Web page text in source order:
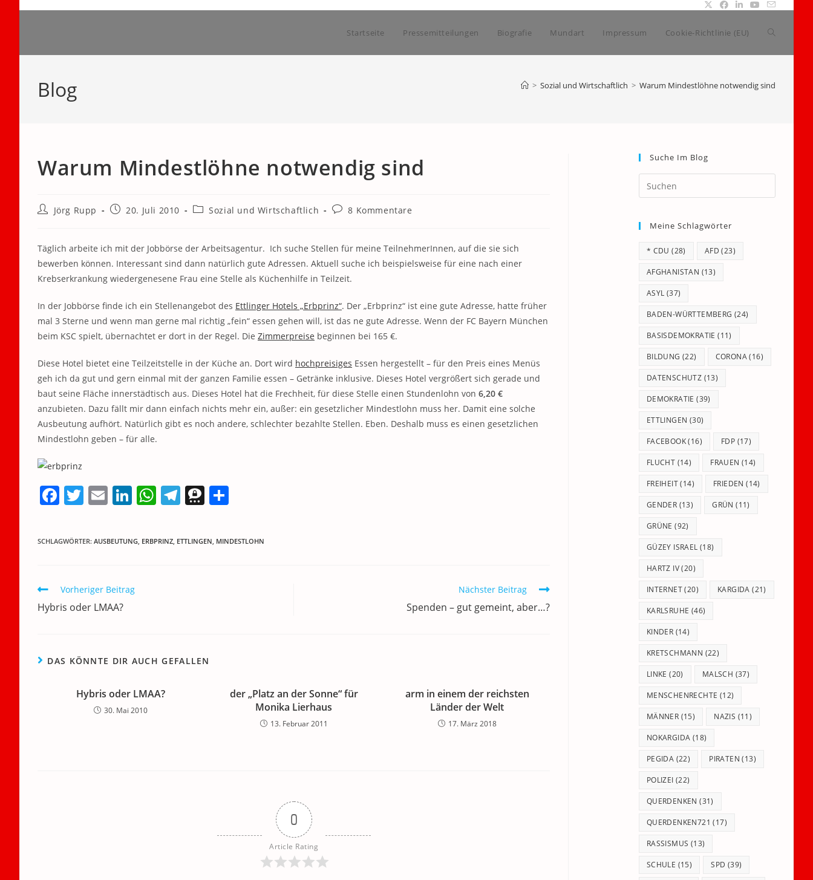
Startseite Pressemitteilungen Biografie Mundart Impressum Cookie-Richtlinie (EU) Website-
Blog > Sozial und Wirtschaftlich > Warum Mindestlöhne notwendig sind
Warum Mindestlöhne notwendig sind
Beitrags-
Jörg Rupp
Beitrag20. Juli 2010
Beitrags-
Sozial und Wirtschaftlich
Beitrags-
8 Kommentare
Täglich arbeite ich mit der Jobbörse der Arbeitsagentur. Ich suche Stellen für meine TeilnehmerInnen, auf die sie sich
bewerben können. Interessant sind dann natürlich gute Adressen. Aktuell suche ich beispielsweise für eine nach einer
Krebserkrankung wiedergenesene Frau eine Stelle als Küchenhilfe in Teilzeit.
In der Jobbörse finde ich ein Stellenangebot des Ettlinger Hotels „Erbprinz“. Der „Erbprinz“ ist eine gute Adresse, hatte früher
mal 3 Sterne und wenn man gerne mal richtig „fein“ essen gehen will, ist das ne gute Adresse. Wenn der FC Bayern München
beim KSC spielt, übernachtet er dort in der Regel. Die Zimmerpreise beginnen bei 165 €.
Diese Hotel bietet eine Teilzeitstelle in der Küche an. Dort wird hochpreisiges Essen hergestellt – für den Preis eines Menüs
geh ich da gut und gern einmal mit der ganzen Familie essen – Getränke inklusive. Dieses Hotel vergrößert sich gerade und
baut seine Fläche innerstädtisch aus. Dieses Hotel hat die Frechheit, für diese Stelle einen Stundenlohn von 6,20 €
anzubieten. Dazu fällt mir dann einfach nichts mehr ein, außer: ein gesetzlicher Mindestlohn muss her. Damit eine solche
Ausbeutung aufhört. Natürlich gibt es noch andere, schlechter bezahlte Stellen. Eben. Deshalb muss es einen gesetzlichen
Mindestlohn geben – für alle.
F
c
o
o
T
itt
E
ai
Li
k
e
n
W
at
T
e
T
re
e
le
SCHLAGWÖRTER: AUSBEUTUNG, ERBPRINZ, ETTLINGEN, MINDESTLOHN
Weitere
Artikel
ansehen
Vorheriger Beitrag
Hybris oder LMAA?
Nächster Beitrag
Spenden – gut gemeint, aber…?
DAS KÖNNTE DIR AUCH GEFALLEN
Hybris oder LMAA?
30. Mai 2010
der „Platz an der Sonne“ für
Monika Lierhaus
13. Februar 2011
arm in einem der reichsten
Länder der Welt
17. März 2018
0
Article Rating
Suche Im Blog
Escape
Meine Schlagwörter
* CDU (28) AFD (23)
AFGHANISTAN (13)
ASYL (37)
BADEN-WÜRTTEMBERG (24)
BASISDEMOKRATIE (11)
BILDUNG (22) CORONA(16)
DATENSCHUTZ (13)
DEMOKRATIE (39)
ETTLINGEN (30)
FACEBOOK(16) FDP (17)
FLUCHT (14) FRAUEN (14)
FREIHEIT(14) FRIEDEN (14)
GENDER (13) GRÜN (11)
GRÜNE (92)
GÜZEY ISRAEL (18)
HARTZ IV(20)
INTERNET(20) KARGIDA (21)
KARLSRUHE (46)
KINDER (14)
KRETSCHMANN (22)
LINKE (20) MALSCH (37)
MENSCHENRECHTE (12)
MÄNNER (15) NAZIS (11)
NOKARGIDA (18)
PEGIDA (22) PIRATEN (13)
POLIZEI (22)
QUERDENKEN (31)
QUERDENKEN721 (17)
RASSISMUS (13)
SCHULE (15) SPD (39)